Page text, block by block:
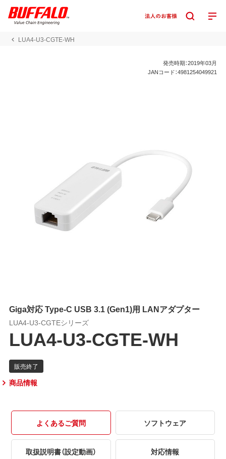
LUA4-U3-CGTE-WH
発売時期：2019年03月
JANコード：4981254049921
Giga対応 Type-C USB 3.1 (Gen1)用 LANアダプター
LUA4-U3-CGTEシリーズ
LUA4-U3-CGTE-WH
商品情報
よくあるご質問 ソフトウェア
取扱説明書（設定動画） 対応情報